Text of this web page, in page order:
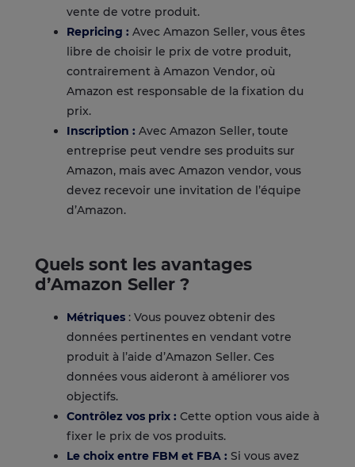
vente de votre produit.
Repricing : Avec Amazon Seller, vous êtes
libre de choisir le prix de votre produit,
contrairement à Amazon Vendor, où
Amazon est responsable de la fixation du
prix.
Inscription : Avec Amazon Seller, toute
entreprise peut vendre ses produits sur
Amazon, mais avec Amazon vendor, vous
devez recevoir une invitation de l’équipe
d’Amazon.
Quels sont les avantages
d’Amazon Seller ?
Métriques : Vous pouvez obtenir des
données pertinentes en vendant votre
produit à l’aide d’Amazon Seller. Ces
données vous aideront à améliorer vos
objectifs.
Contrôlez vos prix : Cette option vous aide à
fixer le prix de vos produits.
Le choix entre FBM et FBA : Si vous avez